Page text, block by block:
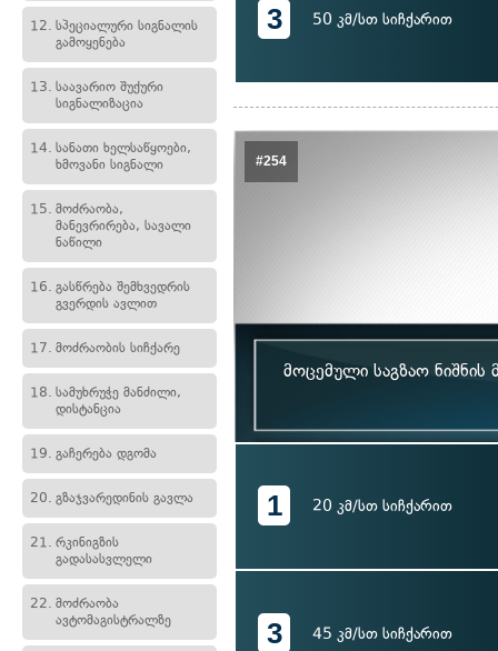
12. სპეციალური სიგნალის
გამოყენება
13. საავარიო შუქური
სიგნალიზაცია
14. სანათი ხელსაწყოები,
ხმოვანი სიგნალი
15. მოძრაობა,
მანევრირება, სავალი
ნაწილი
16. გასწრება შემხვედრის
გვერდის ავლით
17. მოძრაობის სიჩქარე
18. სამუხრუჭე მანძილი,
დისტანცია
19. გაჩერება დგომა
20. გზაჯვარედინის გავლა
21. რკინიგზის
გადასასვლელი
22. მოძრაობა
ავტომაგისტრალზე
3 50 კმ/სთ სიჩქარით
#254
მოცემული საგზაო
1 20 კმ/სთ სიჩქარით
3 45 კმ/სთ სიჩქარით